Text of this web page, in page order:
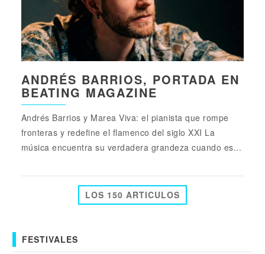
ANDRÉS BARRIOS, PORTADA EN
BEATING MAGAZINE
Andrés Barrios y Marea Viva: el pianista que rompe
fronteras y redefine el flamenco del siglo XXI La
música encuentra su verdadera grandeza cuando es...
LOS 150 ARTICULOS
FESTIVALES